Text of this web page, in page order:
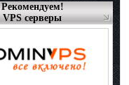
Рекомендуем!
VPS серверы